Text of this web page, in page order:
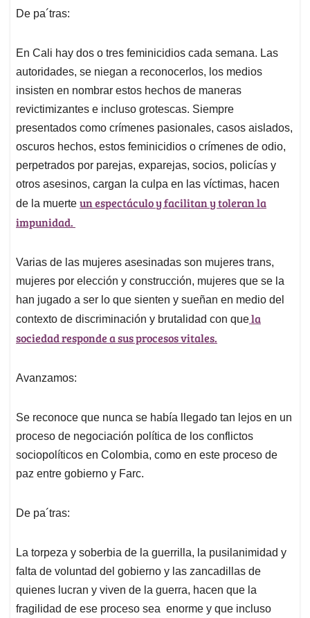
De pa´tras:
En Cali hay dos o tres feminicidios cada semana. Las
autoridades, se niegan a reconocerlos, los medios
insisten en nombrar estos hechos de maneras
revictimizantes e incluso grotescas. Siempre
presentados como crímenes pasionales, casos aislados,
oscuros hechos, estos feminicidios o crímenes de odio,
perpetrados por parejas, exparejas, socios, policías y
otros asesinos, cargan la culpa en las víctimas, hacen
de la muerte un espectáculo y facilitan y toleran la
impunidad.
Varias de las mujeres asesinadas son mujeres trans,
mujeres por elección y construcción, mujeres que se la
han jugado a ser lo que sienten y sueñan en medio del
contexto de discriminación y brutalidad con quela
sociedad responde a sus procesos vitales.
Avanzamos:
Se reconoce que nunca se había llegado tan lejos en un
proceso de negociación política de los conflictos
sociopolíticos en Colombia, como en este proceso de
paz entre gobierno y Farc.
De pa´tras:
La torpeza y soberbia de la guerrilla, la pusilanimidad y
falta de voluntad del gobierno y las zancadillas de
quienes lucran y viven de la guerra, hacen que la
fragilidad de ese proceso sea enorme y que incluso